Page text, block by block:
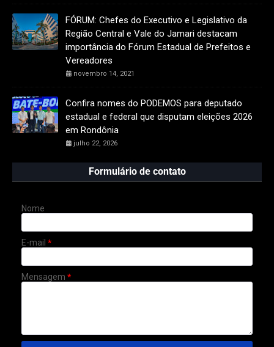
FÓRUM: Chefes do Executivo e Legislativo da
Região Central e Vale do Jamari destacam
importância do Fórum Estadual de Prefeitos e
Vereadores
novembro 14, 2021
Confira nomes do PODEMOS para deputado
estadual e federal que disputam eleições 2026
em Rondônia
julho 22, 2026
Formulário de contato
Nome
E-mail *
Mensagem *